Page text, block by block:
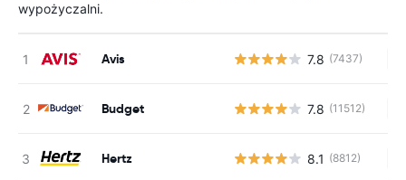
wypożyczalni.
Avis 7.8 (7437)
Budget 7.8 (11512)
Hertz 8.1 (8812)